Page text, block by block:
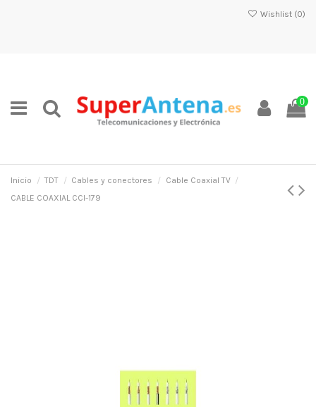
Wishlist (0)
0
Inicio TDT Cables y conectores
Cable Coaxial TV
CABLE COAXIAL CCI-179